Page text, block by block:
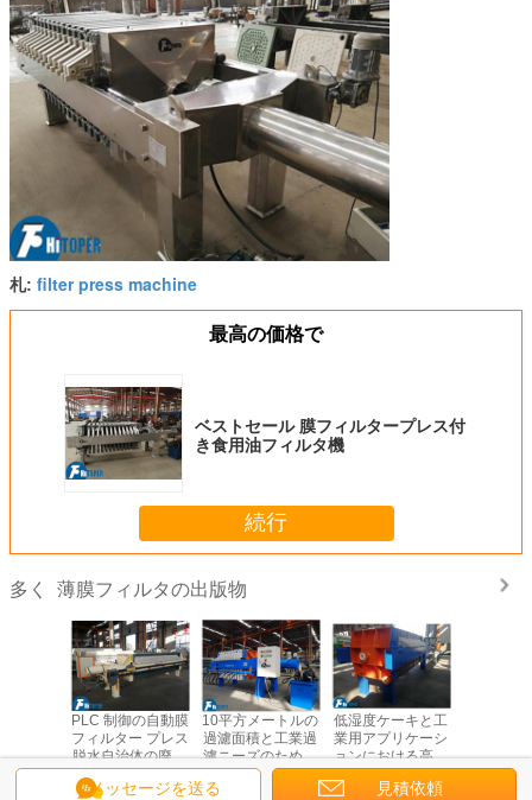
札: filter press machine
最高の価格で
ベストセール 膜フィルタープレス付
き食用油フィルタ機
続行
多く 薄膜フィルタの出版物
スト削
フィル
PLC 制御の自動膜
フィルター プレス
脱水自治体の廃水
処理
10平方メートルの
過濾面積と工業過
濾ニーズのための
自動ケーキ放出を
持つ膜フィルター
低湿度ケーキと工
業用アプリケーシ
ョンにおける高過
濾圧を提供するた
めに設計された膜
プレス 高
ッシュフ
メッセージを送る 見積依頼